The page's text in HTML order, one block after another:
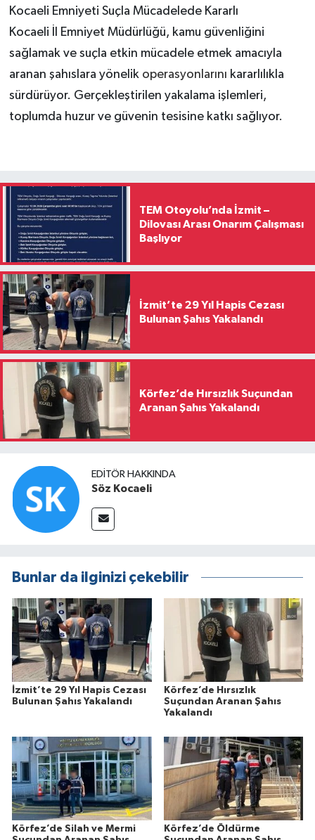
Kocaeli Emniyeti Suçla Mücadelede Kararlı
Kocaeli İl Emniyet Müdürlüğü, kamu güvenliğini
sağlamak ve suçla etkin mücadele etmek amacıyla
aranan şahıslara yönelik operasyonlarını kararlılıkla
sürdürüyor. Gerçekleştirilen yakalama işlemleri,
toplumda huzur ve güvenin tesisine katkı sağlıyor.
TEM Otoyolu’nda İzmit –
Dilovası Arası Onarım Çalışması
Başlıyor
İzmit’te 29 Yıl Hapis Cezası
Bulunan Şahıs Yakalandı
Körfez’de Hırsızlık Suçundan
Aranan Şahıs Yakalandı
EDITÖR HAKKINDA
Söz Kocaeli
Bunlar da ilginizi çekebilir
İzmit’te 29 Yıl Hapis Cezası
Bulunan Şahıs Yakalandı
Körfez’de Hırsızlık
Suçundan Aranan Şahıs
Yakalandı
Körfez’de Silah ve Mermi
Körfez’de Öldürme